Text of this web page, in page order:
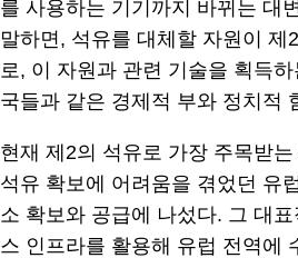
를 사용하는 기기까지 바뀌는 대
말하면, 석유를 대체할 자원이 제
로, 이 자원과 관련 기술을 획득
국들과 같은 경제적 부와 정치적
현재 제2의 석유로 가장 주목받는
석유 확보에 어려움을 겪었던 유
소 확보와 공급에 나섰다. 그 대
스 인프라를 활용해 유럽 전역에